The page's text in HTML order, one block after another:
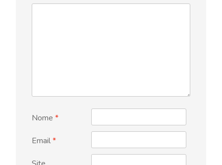
Nome *
Email*